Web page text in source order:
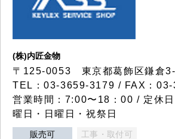
(株)内匠金物
〒125-0053 東京都葛飾区鎌倉
TEL：03-3659-3179 / FAX：
営業時間：7:00〜18：00 / 定休
曜日・日曜日・祝祭日
販売可 工事・取付可